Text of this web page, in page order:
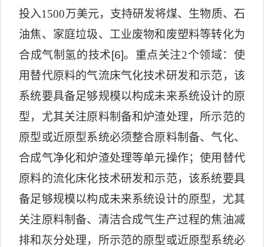
投入1500万美元，支持研发将煤、生物质、石
油焦、家庭垃圾、工业废物和废塑料等转化为
合成气制氢的技术 [6]。重点关注2个领域：使
用替代原料的气流床气化技术研发和示范，该
系统要具备足够规模以构成未来系统设计的原
型，尤其关注原料制备和炉渣处理，所示范的
原型或近原型系统必须整合原料制备、气化、
合成气净化和炉渣处理等单元操作；使用替代
原料的流化床化技术研发和示范，该系统要具
备足够规模以构成未来系统设计的原型，尤其
关注原料制备、清洁合成气生产过程的焦油减
排和灰分处理，所示范的原型或近原型系统必